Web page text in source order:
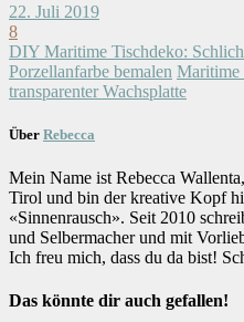
22. Juli 2019
8
DIY Maritime Tischdeko:
Porzellanfarbe bemalen Maritime
transparenter Wachsplatte
Über Rebecca
Mein Name ist Rebecca
Tirol und bin der kreative Kopf
«Sinnenrausch». Seit 2010
und Selbermacher und mit
Ich freu mich, dass du da bist!
Das könnte dir auch gefallen!